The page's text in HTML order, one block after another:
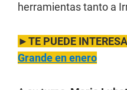
herramientas tanto a
►TE PUEDE
Grande en enero